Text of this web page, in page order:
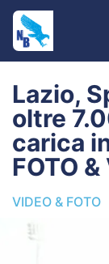
Home
News
Editoriale
Pagelle
Lazio,
oltre
carica
FOTO &
VIDEO & FOTO